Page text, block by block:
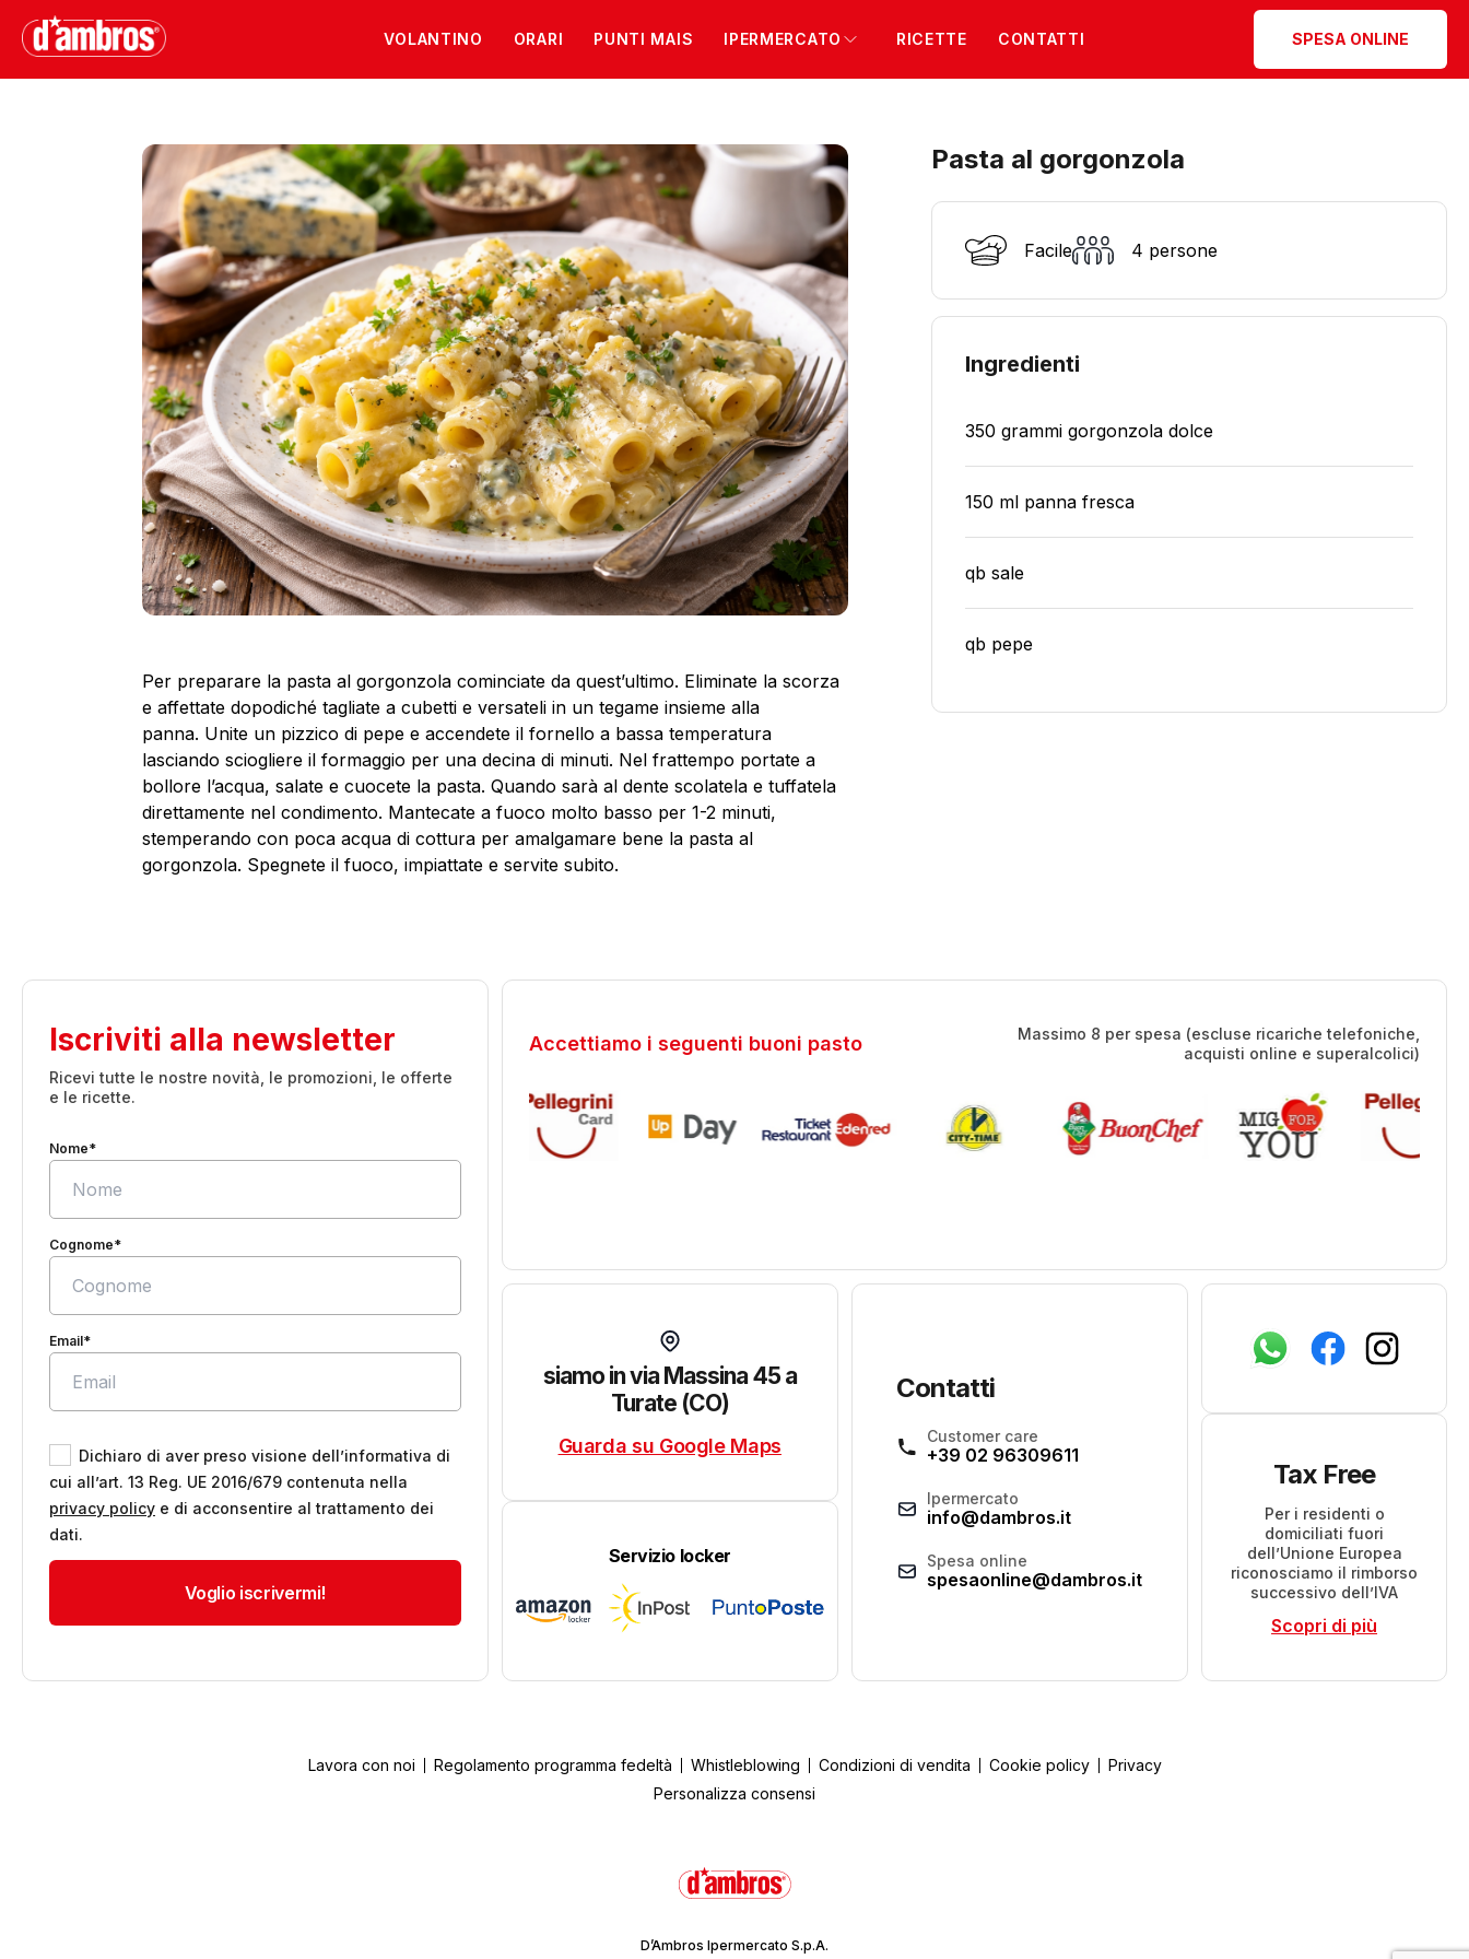
VOLANTINO ORARI PUNTI MAIS IPERMERCATO RICETTE CONTATTI SPESA ONLINE
Per preparare la pasta al gorgonzola cominciate da quest’ultimo. Eliminate la scorza
e affettate dopodiché tagliate a cubetti e versateli in un tegame insieme alla
panna. Unite un pizzico di pepe e accendete il fornello a bassa temperatura
lasciando sciogliere il formaggio per una decina di minuti. Nel frattempo portate a
bollore l’acqua, salate e cuocete la pasta. Quando sarà al dente scolatela e tuffatela
direttamente nel condimento. Mantecate a fuoco molto basso per 1-2 minuti,
stemperando con poca acqua di cottura per amalgamare bene la pasta al
gorgonzola. Spegnete il fuoco, impiattate e servite subito.
Pasta al gorgonzola
Facile 4 persone
Ingredienti
350 grammi gorgonzola dolce
150 ml panna fresca
qb sale
qb pepe
Iscriviti alla newsletter
Ricevi tutte le nostre novità, le promozioni, le offerte
e le ricette.
Nome*
Cognome*
Email*
Dichiaro di aver preso visione dell’informativa di
cui all’art. 13 Reg. UE 2016/679 contenuta nella
privacy policy e di acconsentire al trattamento dei
dati.
Accettiamo i seguenti buoni pasto
Massimo 8 per spesa (escluse ricariche telefoniche,
acquisti online e superalcolici)
siamo in via Massina 45 a
Turate (CO)
Guarda su Google Maps
Servizio locker
Contatti
Customer care
+39 02 96309611
Ipermercato
info@dambros.it
Spesa online
spesaonline@dambros.it
Tax Free
Per i residenti o
domiciliati fuori
dell’Unione Europea
riconosciamo il rimborso
successivo dell’IVA
Scopri di più
Lavora con noi Regolamento programma fedeltà Whistleblowing Condizioni di vendita Cookie policy
Privacy
Personalizza consensi
D’Ambros Ipermercato S.p.A.